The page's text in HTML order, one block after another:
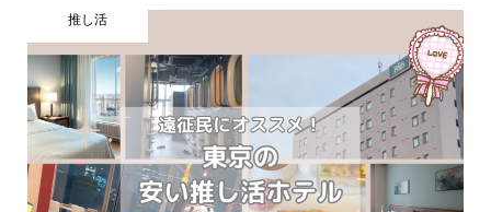
推し活